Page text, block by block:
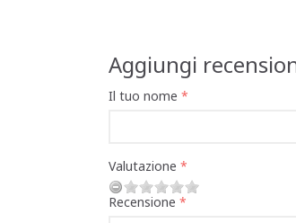
Aggiungi
Il tuo nome
Valutazione
Recensione